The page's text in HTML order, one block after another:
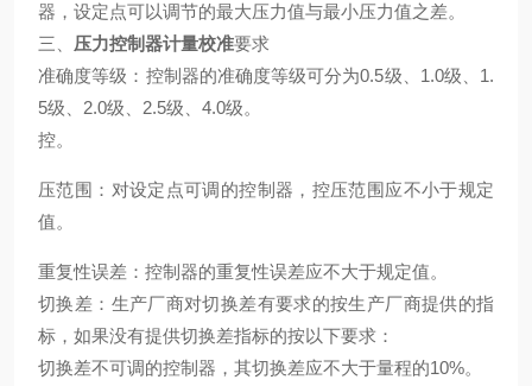
器，设定点可以调节的最大压力值与最小压力值之差。
三、 压力控制器计量校准要求
准确度等级：控制器的准确度等级可分为0.5级、1.0级、1.
5级、2.0级、2.5级、4.0级。
控。
压范围：对设定点可调的控制器，控压范围应不小于规定
值。
重复性误差：控制器的重复性误差应不大于规定值。
切换差：生产厂商对切换差有要求的按生产厂商提供的指
标，如果没有提供切换差指标的按以下要求：
切换差不可调的控制器，其切换差应不大于量程的10%。